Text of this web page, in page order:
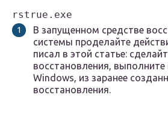
rstrue.exe
В запущенном средстве
системы проделайте
писал в этой статье:
восстановления, выполните
Windows, из заранее
восстановления.